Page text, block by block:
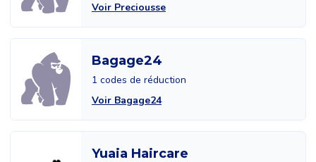
Voir Preciousse
Bagage24
1 codes de réduction
Voir Bagage24
Yuaia Haircare